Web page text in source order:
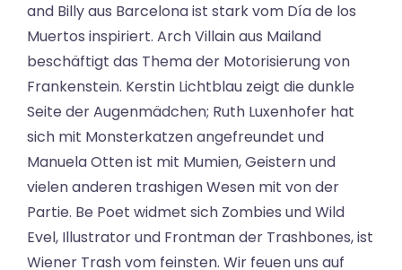
and Billy aus Barcelona ist stark vom Día de los
Muertos inspiriert. Arch Villain aus Mailand
beschäftigt das Thema der Motorisierung von
Frankenstein. Kerstin Lichtblau zeigt die dunkle
Seite der Augenmädchen; Ruth Luxenhofer hat
sich mit Monsterkatzen angefreundet und
Manuela Otten ist mit Mumien, Geistern und
vielen anderen trashigen Wesen mit von der
Partie. Be Poet widmet sich Zombies und Wild
Evel, Illustrator und Frontman der Trashbones, ist
Wiener Trash vom feinsten. Wir feuen uns auf